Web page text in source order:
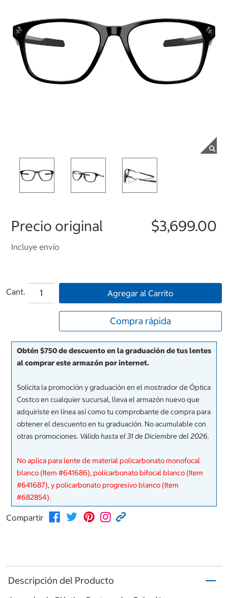
Precio original $3,699.00
Incluye envío
Cant. Agregar al Carrito
Compra rápida
Obtén $750 de descuento en la graduación de tus lentes
al comprar este armazón por internet.
Solicita la promoción y graduación en el mostrador de Óptica
Costco en cualquier sucursal, lleva el armazón nuevo que
adquiriste en línea así como tu comprobante de compra para
obtener el descuento en tu graduación. No acumulable con
otras promociones. Válido hasta el 31 de Diciembre del 2026.
No aplica para lente de material policarbonato monofocal
blanco (Item #641686), policarbonato bifocal blanco (Item
#641687), y policarbonato progresivo blanco (Item
#682854).
Compartir
Descripción del Producto